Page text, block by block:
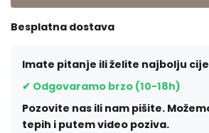
Besplatna dostava
Imate pitanje ili želite najbolju
✔ Odgovaramo brzo (10-18h)
Pozovite nas ili nam pišite.
tepih i putem video poziva.